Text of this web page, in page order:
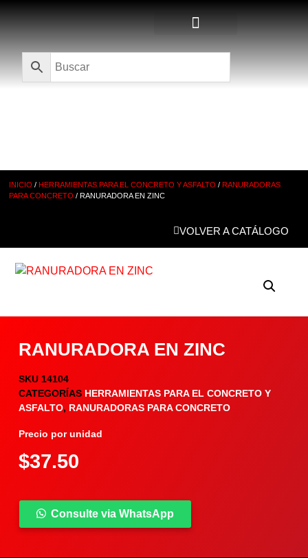
INICIO /HERRAMIENTAS PARA EL CONCRETO Y ASFALTO /RANURADORAS
PARA CONCRETO / RANURADORA EN ZINC
VOLVER A CATÁLOGO
RANURADORA EN ZINC
SKU 14104
CATEGORÍAS HERRAMIENTAS PARA EL CONCRETO Y
ASFALTO, RANURADORAS PARA CONCRETO
Precio por unidad
$37.50
Consulte via WhatsApp